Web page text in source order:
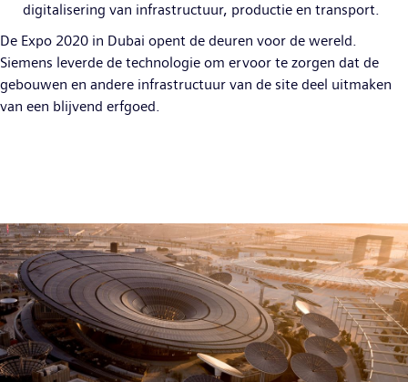
digitalisering van infrastructuur, productie en transport.
De Expo 2020 in Dubai opent de deuren voor de wereld.
Siemens leverde de technologie om ervoor te zorgen dat de
gebouwen en andere infrastructuur van de site deel uitmaken
van een blijvend erfgoed.